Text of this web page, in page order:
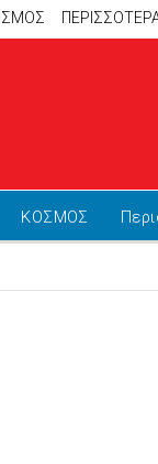
ΚΟΣΜΟΣ